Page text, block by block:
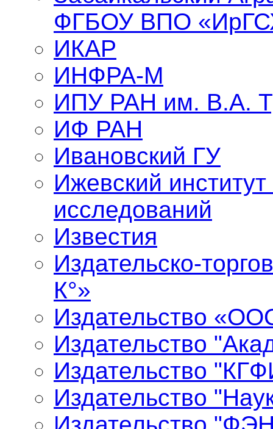
ФГБОУ ВПО
ИКАР
ИНФРА-М
ИПУ РАН им. В.А.
ИФ РАН
Ивановский ГУ
Ижевский
исследований
Известия
Издательско-
К°»
Издательство
Издательство
Издательство
Издательство